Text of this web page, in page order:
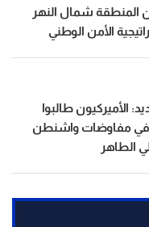
1701 فإن المنطقة شمال النهر
الأمن الوطني
الأميركيون طالبوا
في مفاوضات واشنطن
الطاهر